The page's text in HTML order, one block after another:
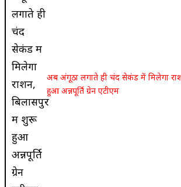
अब अंगूठा लगाते ही चंद सेकंड में मिलेगा
हुआ अन्नपूर्ति ग्रेन एटीएम